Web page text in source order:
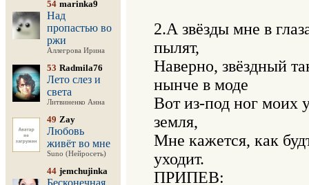
54 marinka9
Над
пропастью во
ржи
Аллегрова Ирина
53 Radmila76
Лето слез и
света
Литвиненко Анна
49 Zay
Любовь
живёт во мне
Suno (Нейросеть)
44 jemchujinka
Бесконечная
2.А звёзды мне в
пылят,
Наверно, звёздный
нынче в моде
Вот из-под ног моих
земля,
Мне кажется, как
уходит.
ПРИПЕВ: